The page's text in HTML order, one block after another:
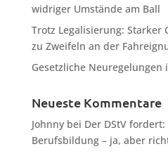
widriger Umstände am Ball
Trotz Legalisierung: Starker
zu Zweifeln an der
Gesetzliche Neuregelungen
Neueste Kommentare
Johnnybei Der DStV
Berufsbildung – ja, aber